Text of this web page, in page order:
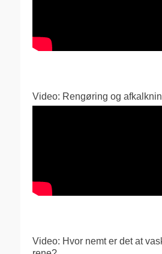
Video: Rengøring og
Video: Hvor nemt er det at